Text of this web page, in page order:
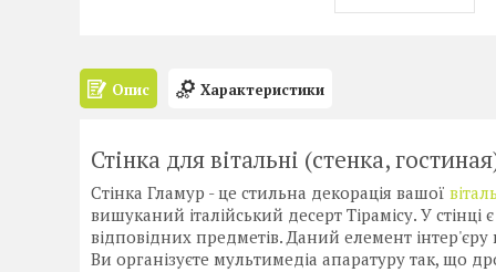
Опис Характеристики
Стінка для вітальні (стенка,
Стінка Гламур - це стильна декорація вашої
вишуканий італійський десерт Тірамісу. У
відповідних предметів. Даний елемент
Ви організуєте мультимедіа апаратуру так, що